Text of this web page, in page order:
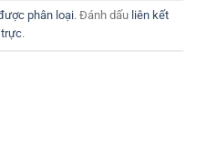
phân loại. Đánh dấu liên kết
.